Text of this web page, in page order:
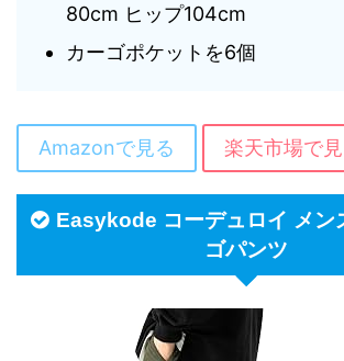
80cm ヒップ104cm
カーゴポケットを6個
Amazonで見る 楽天市場で
Easykode コーデュロイ メン
ゴパンツ